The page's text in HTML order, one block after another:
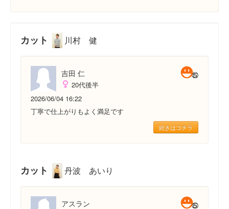
カット 川村 健
吉田 仁
20代後半
2026/06/04 16:22
丁寧で仕上がりもよく満足です
続きはコチラ
カット 丹波 あいり
アスラン